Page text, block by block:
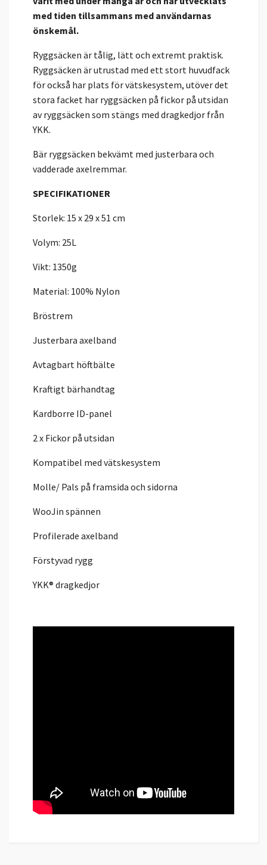
med tiden tillsammans med användarnas
önskemål.
Ryggsäcken är tålig, lätt och extremt praktisk.
Ryggsäcken är utrustad med ett stort huvudfack
för också har plats för vätskesystem, utöver det
stora facket har ryggsäcken på fickor på utsidan
av ryggsäcken som stängs med dragkedjor från
YKK.
Bär ryggsäcken bekvämt med justerbara och
vadderade axelremmar.
SPECIFIKATIONER
Storlek: 15 x 29 x 51 cm
Volym: 25L
Vikt: 1350g
Material: 100% Nylon
Bröstrem
Justerbara axelband
Avtagbart höftbälte
Kraftigt bärhandtag
Kardborre ID-panel
2 x Fickor på utsidan
Kompatibel med vätskesystem
Molle/ Pals på framsida och sidorna
WooJin spännen
Profilerade axelband
Förstyvad rygg
YKK® dragkedjor